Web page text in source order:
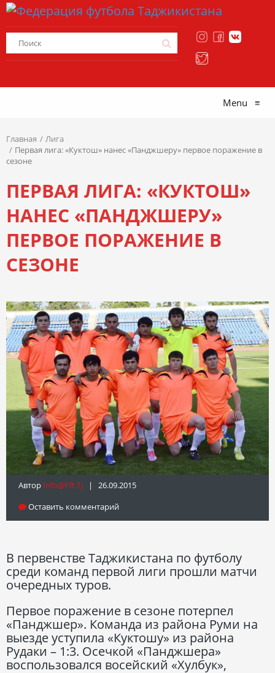
Menu ≡
Главная
Лига
Первая лига: «Куктош» нанес «Панджшеру» первое поражение в
сезоне
ПЕРВАЯ ЛИГА: «КУКТОШ»
НАНЕС «ПАНДЖШЕРУ»
ПЕРВОЕ ПОРАЖЕНИЕ В
СЕЗОНЕ
Автор Info@fft.tj | 26.09.2015
Оставить комментарий
В первенстве Таджикистана по футболу
среди команд первой лиги прошли матчи
очередных туров.
Первое поражение в сезоне потерпел
«Панджшер». Команда из района Руми на
выезде уступила «Куктошу» из района
Рудаки – 1:3. Осечкой «Панджшера»
воспользовался восейский «Хулбук»,